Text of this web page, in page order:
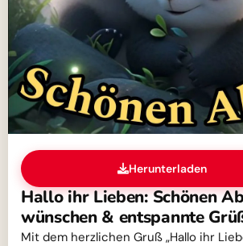
Herunterladen
Hallo ihr Lieben: Schönen
wünschen & entspannte
Mit dem herzlichen Gruß „Hallo ihr